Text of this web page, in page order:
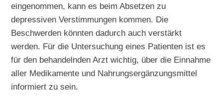
eingenommen, kann es beim Absetzen zu
depressiven Verstimmungen kommen. Die
Beschwerden könnten dadurch auch verstärkt
werden. Für die Untersuchung eines Patienten ist es
für den behandelnden Arzt wichtig, über die Einnahme
aller Medikamente und Nahrungsergänzungsmittel
informiert zu sein.